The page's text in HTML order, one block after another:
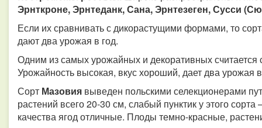
Эрнткроне, Эрнтеданк, Сана, Эрнтезеген, Сусси
Если их сравнивать с дикорастущими формами, то
дают два урожая в год.
Одним из самых урожайных и декоративных считается
Урожайность высокая, вкус хороший, дает два урожая
Сорт Мазовия выведен польскими селекционерами
растений всего 20-30 см, слабый пунктик у этого
качества ягод отличные. Плоды темно-красные,